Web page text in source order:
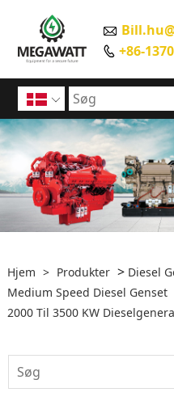

 +86-

Hjem > Produkter > Diesel
Medium Speed ​​Diesel Genset
2000 Til 3500 KW